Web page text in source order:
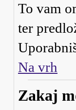
To vam
ter
Na vrh
Zakaj